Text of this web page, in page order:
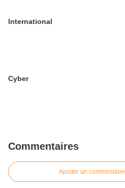
International
Cyber
Commentaires
Ajouter un commentaire